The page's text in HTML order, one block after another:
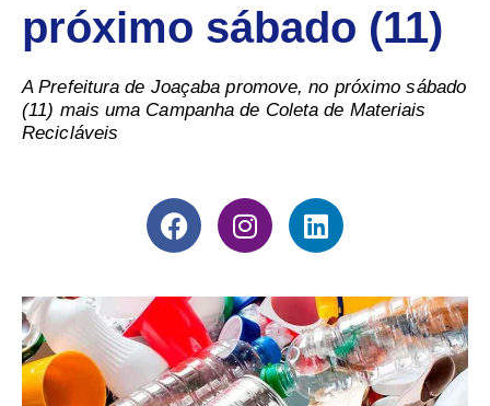
próximo sábado (11)
A Prefeitura de Joaçaba promove, no próximo sábado
(11) mais uma Campanha de Coleta de Materiais
Recicláveis